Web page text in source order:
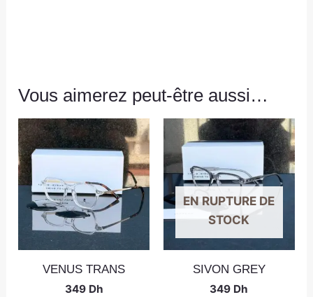
Vous aimerez peut-être aussi…
VENUS TRANS
349 Dh
EN RUPTURE DE
STOCK
SIVON GREY
349 Dh